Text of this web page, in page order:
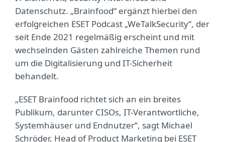
Datenschutz. „Brainfood“ ergänzt hierbei den
erfolgreichen ESET Podcast „WeTalkSecurity“, der
seit Ende 2021 regelmäßig erscheint und mit
wechselnden Gästen zahlreiche Themen rund
um die Digitalisierung und IT-Sicherheit
behandelt.
„ESET Brainfood richtet sich an ein breites
Publikum, darunter CISOs, IT-Verantwortliche,
Systemhäuser und Endnutzer“, sagt Michael
Schröder, Head of Product Marketing bei ESET